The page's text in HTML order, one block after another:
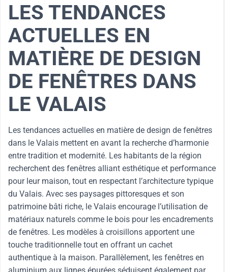
LES TENDANCES
ACTUELLES EN
MATIÈRE DE DESIGN
DE FENÊTRES DANS
LE VALAIS
Les tendances actuelles en matière de design de fenêtres
dans le Valais mettent en avant la recherche d’harmonie
entre tradition et modernité. Les habitants de la région
recherchent des fenêtres alliant esthétique et performance
pour leur maison, tout en respectant l’architecture typique
du Valais. Avec ses paysages pittoresques et son
patrimoine bâti riche, le Valais encourage l’utilisation de
matériaux naturels comme le bois pour les encadrements
de fenêtres. Les modèles à croisillons apportent une
touche traditionnelle tout en offrant un cachet
authentique à la maison. Parallèlement, les fenêtres en